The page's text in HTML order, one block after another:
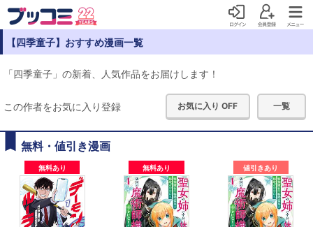
【四季童子】おすすめ漫画一覧
「四季童子」の新着、人気作品をお届けします！
この作者をお気に入り登録 お気に入り OFF 一覧
無料・値引き漫画
無料あり 無料あり 値引きあり